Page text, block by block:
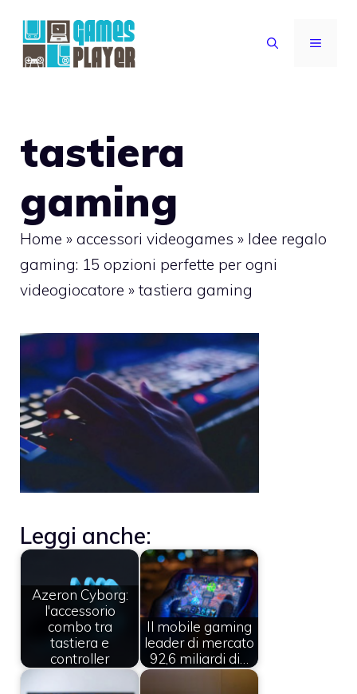
contenuto
MENU
tastiera
gaming
Home » accessori videogames » Idee regalo
gaming: 15 opzioni perfette per ogni
videogiocatore » tastiera gaming
Leggi anche:
Azeron Cyborg:
l'accessorio
combo tra
tastiera e
controller
Il mobile gaming
leader di mercato
92,6 miliardi di…